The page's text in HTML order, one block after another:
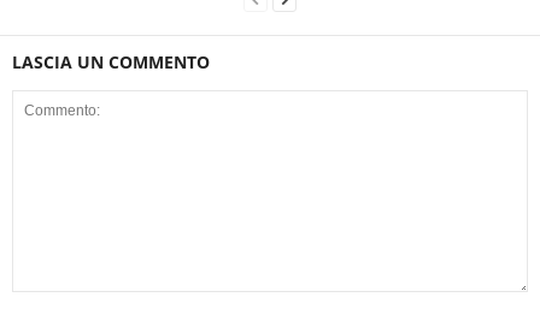
LASCIA UN COMMENTO